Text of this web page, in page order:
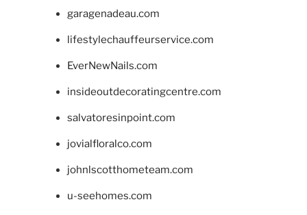
garagenadeau.com
lifestylechauffeurservice.com
EverNewNails.com
insideoutdecoratingcentre.com
salvatoresinpoint.com
jovialfloralco.com
johnlscotthometeam.com
u-seehomes.com